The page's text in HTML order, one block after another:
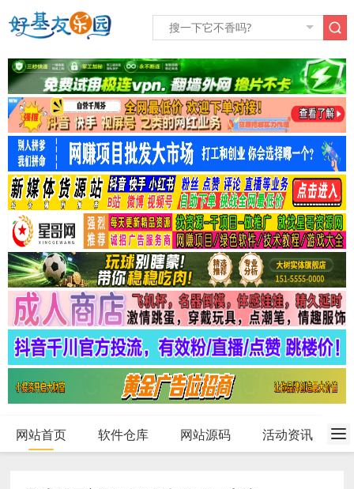
网站首页 软件仓库 网站源码 活动资讯